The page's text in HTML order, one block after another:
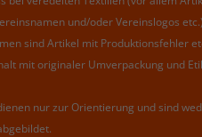
und/oder Vereinslogos
sind Artikel mit Produktionsfehler
mit originaler Umverpackung und
nur zur Orientierung und sind